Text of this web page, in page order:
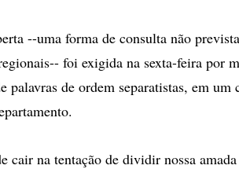
--uma forma de consulta não
foi exigida na sexta-feira por
palavras de ordem separatistas, em
cair na tentação de dividir nossa